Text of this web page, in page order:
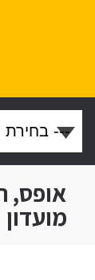
אופס,
מועדון